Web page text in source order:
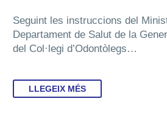
Seguint les instruccions del
Departament de Salut de la
del Col·legi d’Odontòlegs…
LLEGEIX MÉS